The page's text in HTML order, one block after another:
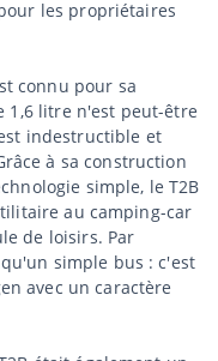
les propriétaires
connu pour sa
1,6 litre n'est peut-être
indestructible et
à sa construction
simple, le T2B
au camping-car
de loisirs. Par
simple bus : c'est
avec un caractère